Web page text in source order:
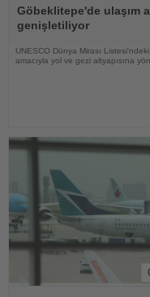
Oku
Göbeklitepe'de ulaşım
genişletiliyor
UNESCO Dünya Mirası
amacıyla yol ve gezi altyapısına